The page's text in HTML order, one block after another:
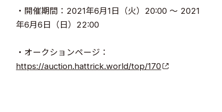
・開催期間：2021年6月1日（火）20:00 ～ 2021
年6月6日（日）22:00​​
・オークションページ：
https://auction.hattrick.world/top/170​​